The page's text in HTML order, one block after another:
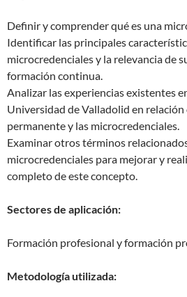
Definir y comprender qué es una
Identificar las principales
microcredenciales y la relevancia de
formación continua.
Analizar las experiencias existentes
Universidad de Valladolid en
permanente y las microcredenciales.
Examinar otros términos
microcredenciales para mejorar y
completo de este concepto.
Sectores de aplicación:
Formación profesional y formación
Metodología utilizada: